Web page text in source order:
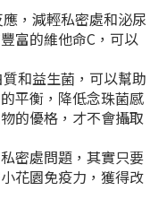
，減輕私密處和泌尿
富的維他命C，可以
和益生菌，可以幫助
平衡，降低念珠菌感
的優格，才不會攝取
密處問題，其實只要
花園免疫力，獲得改